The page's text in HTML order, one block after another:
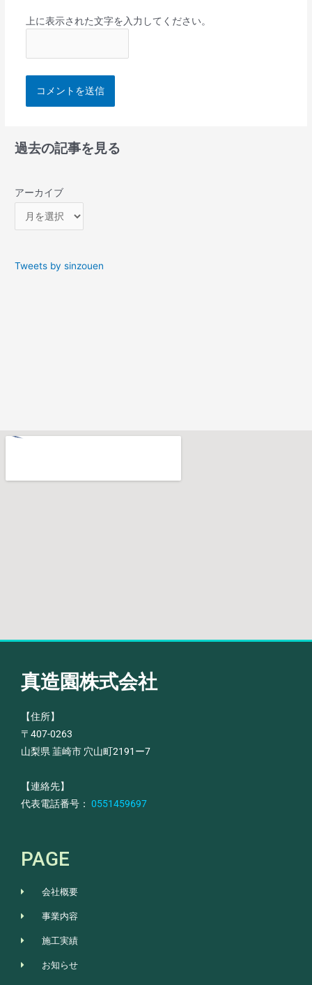
上に表示された文字を入力してください。
過去の記事を見る
アーカイブ
Tweets by sinzouen
真造園株式会社
【住所】
〒407-0263
山梨県 韮崎市 穴山町2191ー7
【連絡先】
代表電話番号： 0551459697
PAGE
会社概要
事業内容
施工実績
お知らせ